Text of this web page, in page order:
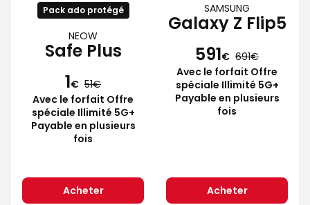
Pack ado protégé
NEOW
Safe Plus
1€ 51
Avec le forfait Offre
spéciale Illimité 5G+
Payable en plusieurs
fois
Acheter
SAMSUNG
Galaxy Z Flip5
591€ 691
Avec le forfait Offre
spéciale Illimité 5G+
Payable en plusieurs
fois
Acheter